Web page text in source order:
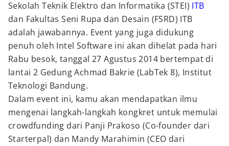
Sekolah Teknik Elektro dan Informatika (STEI) ITB
dan Fakultas Seni Rupa dan Desain (FSRD) ITB
adalah jawabannya. Event yang juga didukung
penuh oleh Intel Software ini akan dihelat pada hari
Rabu besok, tanggal 27 Agustus 2014 bertempat di
lantai 2 Gedung Achmad Bakrie (LabTek 8), Institut
Teknologi Bandung.
Dalam event ini, kamu akan mendapatkan ilmu
mengenai langkah-langkah kongkret untuk memulai
crowdfunding dari Panji Prakoso (Co-founder dari
Starterpal) dan Mandy Marahimin (CEO dari